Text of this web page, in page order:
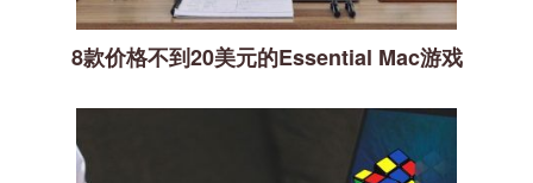
8款价格不到20美元的Essential Mac游戏